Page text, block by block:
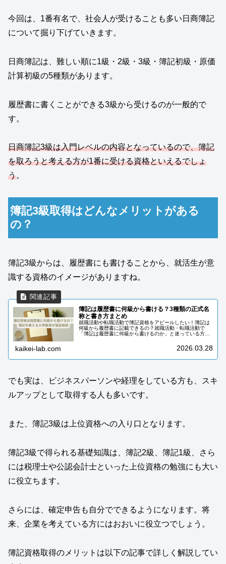
今回は、1番有名で、社会人が受けることも多い日商簿記
について掘り下げていきます。
日商簿記は、難しい順に1級・2級・3級・簿記初級・原価
計算初級の5種類があります。
履歴書に書くことができる3級から受けるのが一般的で
す。
日商簿記3級は入門レベルの内容となっているので、簿記
を取ろうと考える方が1番に受ける資格といえるでしょ
う。
簿記3級取得はどんなメリットがある
の？
簿記3級からは、履歴書にも書けることから、就活生が意
識する資格のイメージがありますね。
簿記は履歴書に何級から書ける？3種類の正式名
称と書き方まとめ
就職活動や転職活動で簿記資格をアピールしたい！簿記は
何級から履歴書に記載できるの？就職活動・転職活動で
「簿記は履歴書に何級から書けるのか」と迷っている方は
kaikei-lab.com 2026.03.28
でも実は、ビジネスパーソンや経理をしている方も、スキ
ルアップとして取得する人も多いです。
また、簿記3級は上位資格への入り口となります。
簿記3級で得られる基礎知識は、簿記2級、簿記1級、さら
には税理士や公認会計士といった上位資格の勉強にも大い
に役立ちます。
さらには、確定申告も自分でできるようになります。将
来、企業を考えている方にはおおいに役立つでしょう。
簿記資格取得のメリットは以下の記事で詳しく解説してい